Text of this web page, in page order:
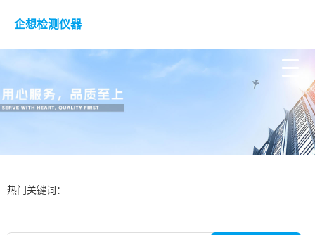
企想检测仪器
热门关键词：